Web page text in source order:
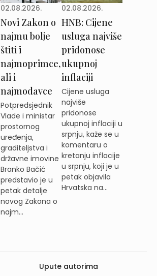
02.08.2026.
Novi Zakon o
najmu bolje
štiti i
najmoprimce,
ali i
najmodavce
Potpredsjednik
Vlade i ministar
prostornog
uređenja,
graditeljstva i
državne imovine
Branko Bačić
predstavio je u
petak detalje
novog Zakona o
najm...
02.08.2026.
HNB: Cijene
usluga najviše
pridonose
ukupnoj
inflaciji
Cijene usluga
najviše
pridonose
ukupnoj inflaciji u
srpnju, kaže se u
komentaru o
kretanju inflacije
u srpnju, koji je u
petak objavila
Hrvatska na...
Upute autorima